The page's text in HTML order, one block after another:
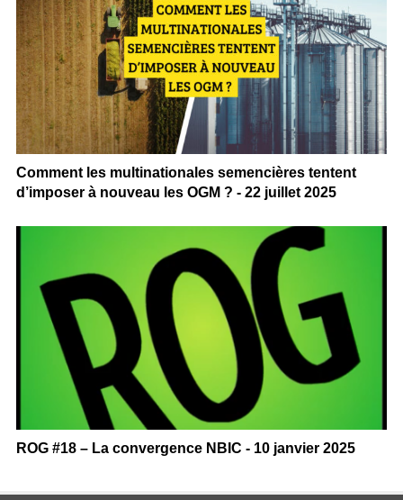
Comment les multinationales semencières tentent
d’imposer à nouveau les OGM ? - 22 juillet 2025
ROG #18 – La convergence NBIC - 10 janvier 2025